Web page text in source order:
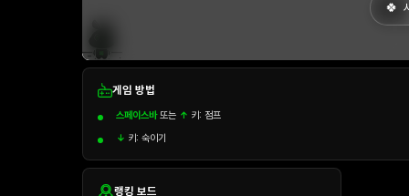
게임 방법
스페이스바또는 ↑ 키: 점프
↓ 키: 숙이기
랭킹 보드